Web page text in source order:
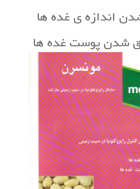
اندازه ی غده ها
شدن پوست غده ها